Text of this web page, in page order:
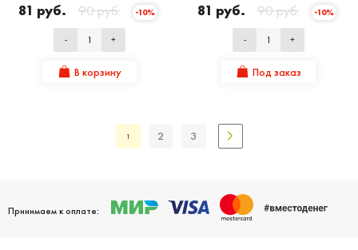
81 руб. 90 руб. -10%
- +
В корзину
81 руб. 90 руб. -10%
- +
Под заказ
1 2 3
Принимаем к оплате: